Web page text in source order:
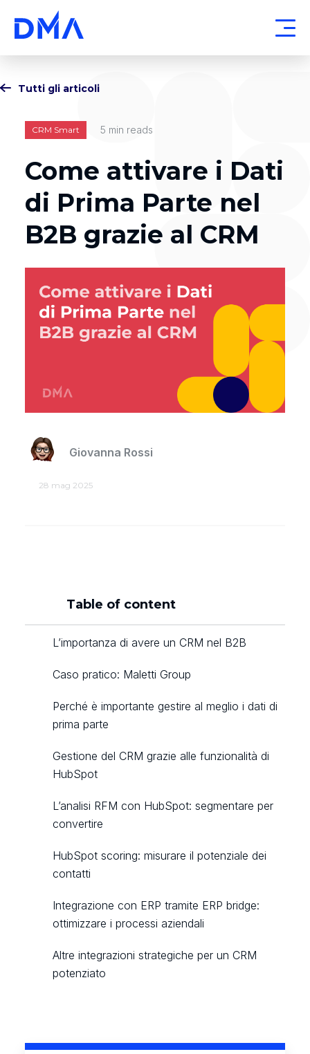
Tutti gli articoli
CRM Smart 5 min reads
Come attivare i Dati
di Prima Parte nel
B2B grazie al CRM
Giovanna Rossi
28 mag 2025
Table of content
L’importanza di avere un CRM nel B2B
Caso pratico: Maletti Group
Perché è importante gestire al meglio i dati di
prima parte
Gestione del CRM grazie alle funzionalità di
HubSpot
L’analisi RFM con HubSpot: segmentare per
convertire
HubSpot scoring: misurare il potenziale dei
contatti
Integrazione con ERP tramite ERP bridge:
ottimizzare i processi aziendali
Altre integrazioni strategiche per un CRM
potenziato